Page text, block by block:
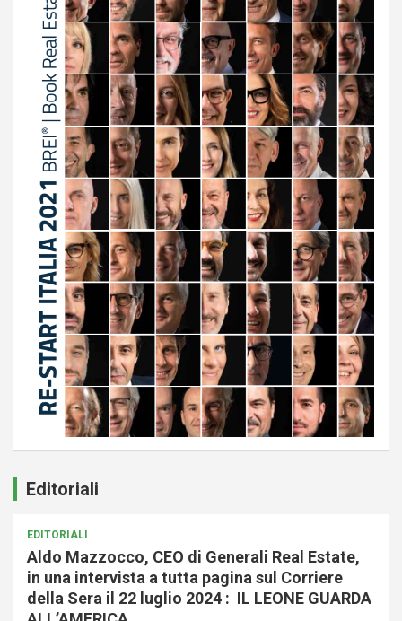
Editoriali
EDITORIALI
Aldo Mazzocco, CEO di Generali Real Estate,
in una intervista a tutta pagina sul Corriere
della Sera il 22 luglio 2024 : IL LEONE GUARDA